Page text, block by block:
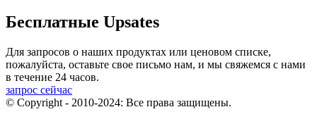
Бесплатные Upsates
Для запросов о наших продуктах или ценовом списке,
пожалуйста, оставьте свое письмо нам, и мы свяжемся с нами
в течение 24 часов.
запрос сейчас
© Copyright - 2010-2024: Все права защищены.